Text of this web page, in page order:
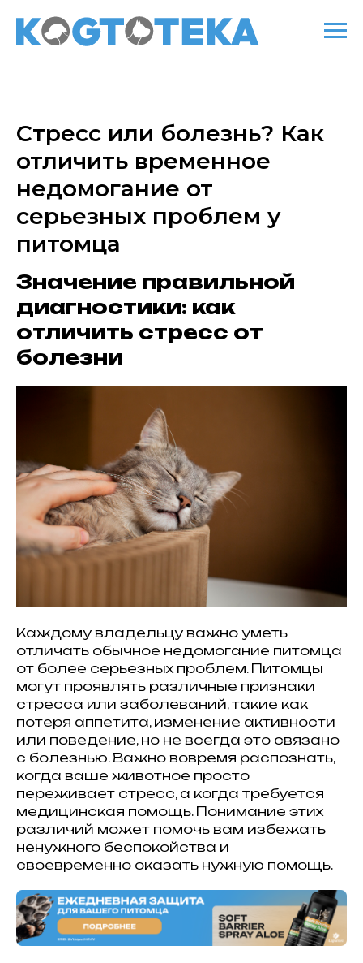
Стресс или болезнь? Как
отличить временное
недомогание от
серьезных проблем у
питомца
Значение правильной
диагностики: как
отличить стресс от
болезни
Каждому владельцу важно уметь
отличать обычное недомогание питомца
от более серьезных проблем. Питомцы
могут проявлять различные признаки
стресса или заболеваний, такие как
потеря аппетита, изменение активности
или поведение, но не всегда это связано
с болезнью. Важно вовремя распознать,
когда ваше животное просто
переживает стресс, а когда требуется
медицинская помощь. Понимание этих
различий может помочь вам избежать
ненужного беспокойства и
своевременно оказать нужную помощь.